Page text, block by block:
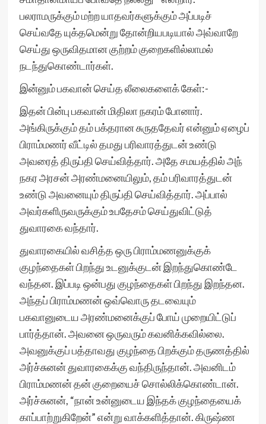
பலராமருக்கும் மற்ற யாதவர்களுக்கும் அப்படிச்
செய்வதே யுக்தமென்று தோன்றியபடியால் அவ்வாறே
செய்து ஒருவிதமான குற்றம் குறைகளில்லாமல்
நடந்துகொண்டார்கள்.
இன்னும் பகவான் செய்த லீலைகளைக் கேள்:-
இதன் பின்பு பகவான் மிதிலா நகரம் போனார்.
அங்கிருக்கும் தம் பக்தரான சுருததேவர் என்னும் ஏழைப்
பிராம்மணர் வீட்டில் தமது பரிவாரத்துடன் உண்டு
அவரைத் திருப்தி செய்வித்தார். அதே சமயத்தில் அந்
நகர அரசன் அரண்மனையிலும், தம் பரிவாரத்துடன்
உண்டு அவனையும் திருப்தி செய்வித்தார். அப்பால்
அவர்களிருவருக்கும் உபதேசம் செய்துவிட்டுத்
துவாரகை வந்தார்.
துவாரகையில் வசித்த ஒரு பிராம்மணனுக்குக்
குழந்தைகள் பிறந்து உடனுக்குடன் இறந்துகொண்டே
வந்தன. இப்படி ஒன்பது குழந்தைகள் பிறந்து இறந்தன.
அந்தப் பிராம்மணன் ஒவ்வொரு தடவையும்
பகவானுடைய அரண்மனைக்குப் போய் முறையிட்டுப்
பார்த்தான். அவனை ஒருவரும் கவனிக்கவில்லை.
அவனுக்குப் பத்தாவது குழந்தை பிறக்கும் தருணத்தில்
அர்ச்சுனன் துவாரகைக்கு வந்திருந்தான். அவனிடம்
பிராம்மணன் தன் குறையைச் சொல்லிக்கொண்டான்.
அர்ச்சுனன், “நான் உன்னுடைய இந்தக் குழந்தையைக்
காப்பாற்றுகிறேன்” என்று வாக்களித்தான். கிருஷ்ண